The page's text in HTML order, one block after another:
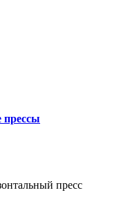
прессы
пресс